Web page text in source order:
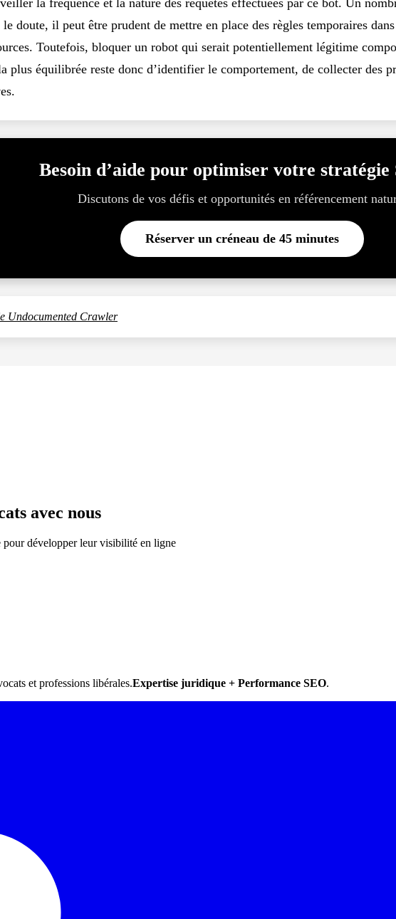
la fréquence et la nature des requêtes effectuées par ce bot. Un
doute, il peut être prudent de mettre en place des règles temporaires
Toutefois, bloquer un robot qui serait potentiellement légitime
plus équilibrée reste donc d’identifier le comportement, de collecter des
Besoin d’aide pour optimiser votre stratégie
Discutons de vos défis et opportunités en référencement
Réserver un créneau de 45 minutes
Undocumented Crawler
avec nous
développer leur visibilité en ligne
et professions libérales.Expertise juridique + Performance SEO.